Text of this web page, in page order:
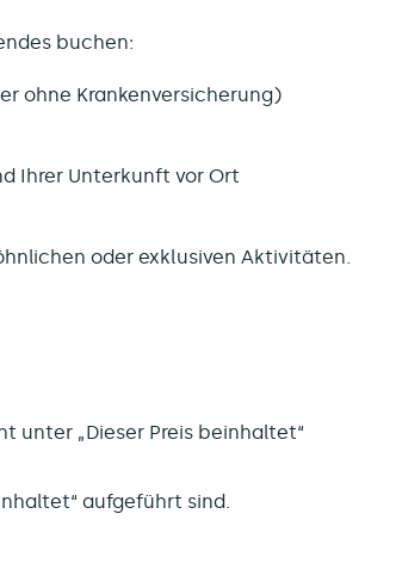
buchen:
ohne Krankenversicherung)
Ihrer Unterkunft vor Ort
oder exklusiven Aktivitäten.
unter „Dieser Preis beinhaltet“
aufgeführt sind.